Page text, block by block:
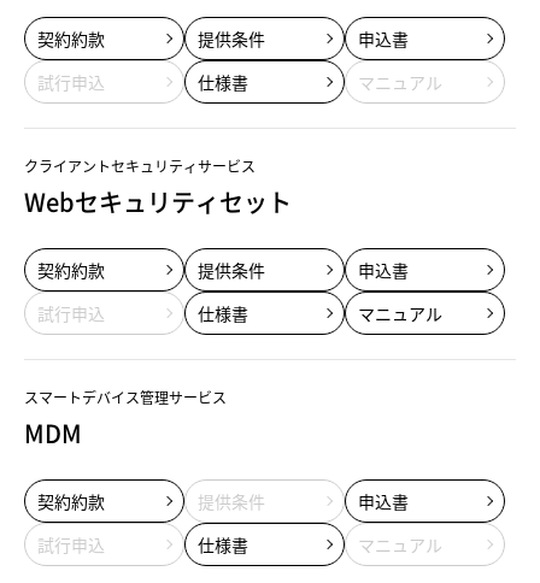
契約約款 提供条件
申込書
試行申込
仕様書 マニュアル
クライアントセキュリティサービス
Webセキュリティセット
契約約款 提供条件
申込書
試行申込
仕様書 マニュアル
スマートデバイス管理サービス
MDM
契約約款 提供条件
申込書
試行申込
仕様書 マニュアル